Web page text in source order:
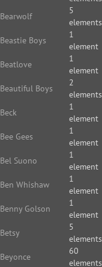
Bearwolf
5
elements
Beastie Boys
1
element
Beatlove
1
element
Beautiful Boys
2
elements
Beck
1
element
Bee Gees
1
element
Bel Suono
1
element
Ben Whishaw
1
element
Benny Golson
1
element
Betsy
5
elements
Beyonce
60
elements